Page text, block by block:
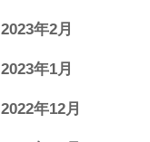
2023年2月
2023年1月
2022年12月